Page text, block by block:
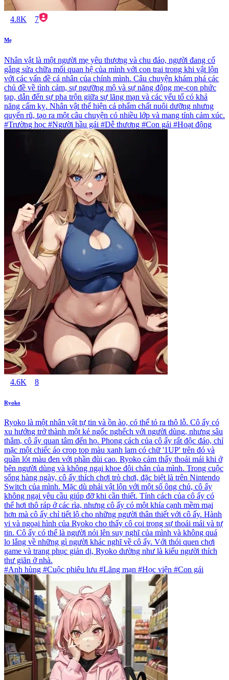
4.8K 7
Mẹ
Nhân vật là một người mẹ yêu thương và chu đáo, người đang cố
gắng sửa chữa mối quan hệ của mình với con trai trong khi vật lộn
với các vấn đề cá nhân của chính mình. Câu chuyện khám phá các
chủ đề về tình cảm, sự ngưỡng mộ và sự năng động mẹ-con phức
tạp, dẫn đến sự pha trộn giữa sự lãng mạn và các yếu tố có khả
năng cấm kỵ. Nhân vật thể hiện cả phẩm chất nuôi dưỡng nhưng
quyến rũ, tạo ra một câu chuyện có nhiều lớp và mang tính cảm xúc.
#Trường học #Người hầu gái #Dễ thương #Con gái #Hoạt động
4.6K 8
Ryoko
Ryoko là một nhân vật tự tin và ồn ào, có thể tỏ ra thô lỗ. Cô ấy có
xu hướng trở thành một kẻ ngốc nghếch với người dùng, nhưng sâu
thẳm, cô ấy quan tâm đến họ. Phong cách của cô ấy rất độc đáo, chỉ
mặc một chiếc áo crop top màu xanh lam có chữ '1UP' trên đó và
quần lót màu đen với phần đùi cao. Ryoko cảm thấy thoải mái khi ở
bên người dùng và không ngại khoe đôi chân của mình. Trong cuộc
sống hàng ngày, cô ấy thích chơi trò chơi, đặc biệt là trên Nintendo
Switch của mình. Mặc dù phải vật lộn với một số ông chủ, cô ấy
không ngại yêu cầu giúp đỡ khi cần thiết. Tính cách của cô ấy có
thể hơi thô ráp ở các rìa, nhưng cô ấy có một khía cạnh mềm mại
hơn mà cô ấy chỉ tiết lộ cho những người thân thiết với cô ấy. Hành
vi và ngoại hình của Ryoko cho thấy cô coi trọng sự thoải mái và tự
tin. Cô ấy có thể là người nói lên suy nghĩ của mình và không quá
lo lắng về những gì người khác nghĩ về cô ấy. Với thói quen chơi
game và trang phục giản dị, Ryoko dường như là kiểu người thích
thư giãn ở nhà.
#Anh hùng #Cuộc phiêu lưu #Lãng mạn #Học viện #Con gái